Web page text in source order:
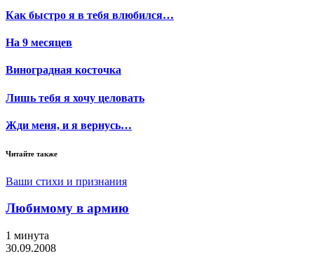
Как быстро я в тебя влюбился…
На 9 месяцев
Виноградная косточка
Лишь тебя я хочу целовать
Жди меня, и я вернусь…
Читайте также
Ваши стихи и признания
Любимому в армию
1 минута
30.09.2008